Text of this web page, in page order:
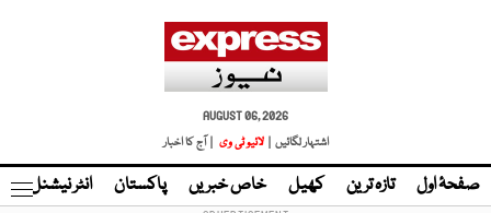
AUGUST 06, 2026
اشتہار لگائیں |
لائیو ٹی وی | آج کا اخبار
صفحۂ اول تازہ ترین کھیل خاص خبریں پاکستان انٹر نیشنل